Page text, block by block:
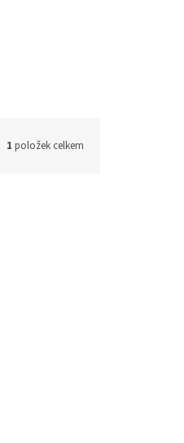
1 položek celkem